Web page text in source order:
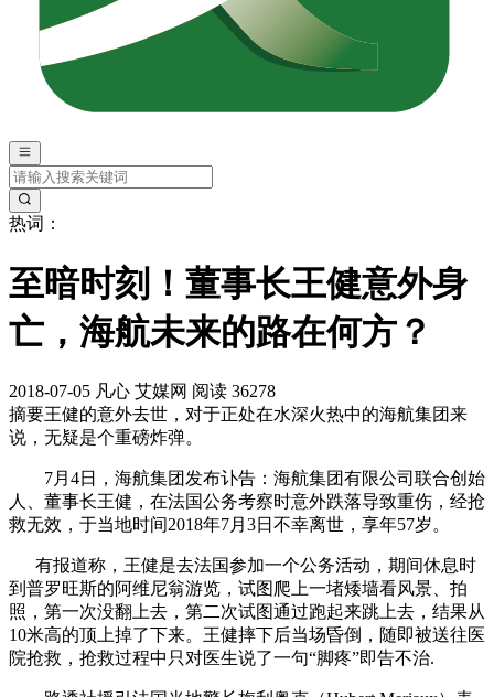
热词：
至暗时刻！董事长王健意外身
亡，海航未来的路在何方？
2018-07-05 凡心 艾媒网 阅读 36278
摘要王健的意外去世，对于正处在水深火热中的海航集团来
说，无疑是个重磅炸弹。
7月4日，海航集团发布讣告：海航集团有限公司联合创始
人、董事长王健，在法国公务考察时意外跌落导致重伤，经抢
救无效，于当地时间2018年7月3日不幸离世，享年57岁。
有报道称，王健是去法国参加一个公务活动，期间休息时
到普罗旺斯的阿维尼翁游览，试图爬上一堵矮墙看风景、拍
照，第一次没翻上去，第二次试图通过跑起来跳上去，结果从
10米高的顶上掉了下来。王健摔下后当场昏倒，随即被送往医
院抢救，抢救过程中只对医生说了一句“脚疼”即告不治.